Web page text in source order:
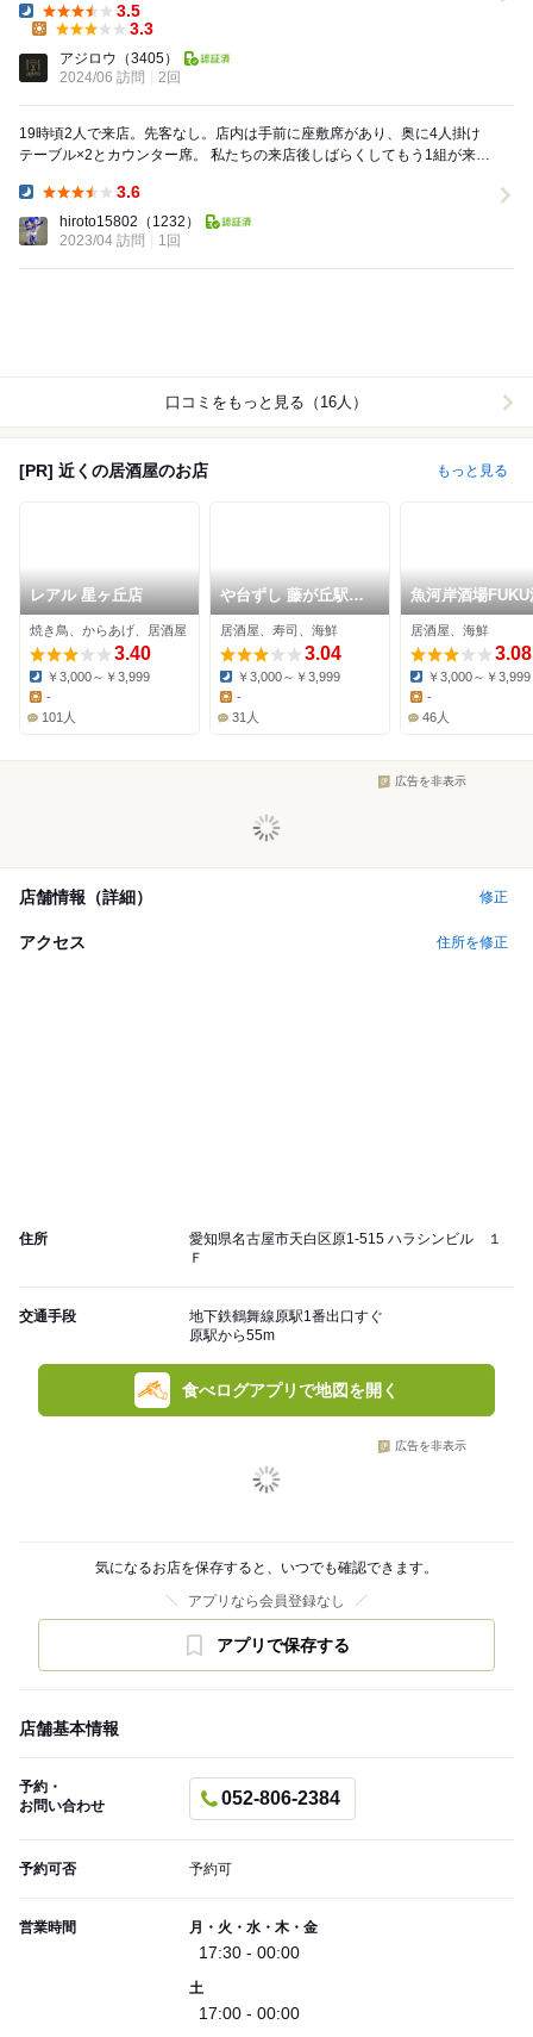
Dinner:
3.5
3.3
アジロウ （3405）
2024/06 訪問
2回
19時頃2人で来店。先客なし。店内は手前に座敷席があり、奥に4人掛け
テーブル×2とカウンター席。 私たちの来店後しばらくしてもう1組が来
3.6
hiroto15802 （1232）
2023/04 訪問
1回
口コミをもっと見る（16人）
[PR] 近くの居酒屋のお店 もっと見る
レアル 星ヶ丘店
焼き鳥、からあげ、居酒屋
3.40
Dinner:
￥3,000～￥3,999
-
101人
や台ずし 藤が丘駅前
町
居酒屋、寿司、海鮮
3.04
Dinner:
￥3,000～￥3,999
Lunch:
-
31人
魚河岸酒場FUKU
藤が丘店
居酒屋、海鮮
3.08
Dinner:
￥3,000～￥3,999
Lunch:
-
46人
広告を非表示
店舗情報（詳細） 修正
アクセス 住所を修正
住所
愛知県名古屋市天白区原1-515 ハラシンビル １
Ｆ
交通手段
地下鉄鶴舞線原駅1番出口すぐ
原駅から55m
食べログアプリで地図を開く
広告を非表示
気になるお店を保存すると、いつでも確認できます。
アプリなら会員登録なし
アプリで保存する
店舗基本情報
予約・
お問い合わせ
052-806-2384
予約可否 予約可
営業時間 月・火・水・木・金
17:30 - 00:00
土
17:00 - 00:00